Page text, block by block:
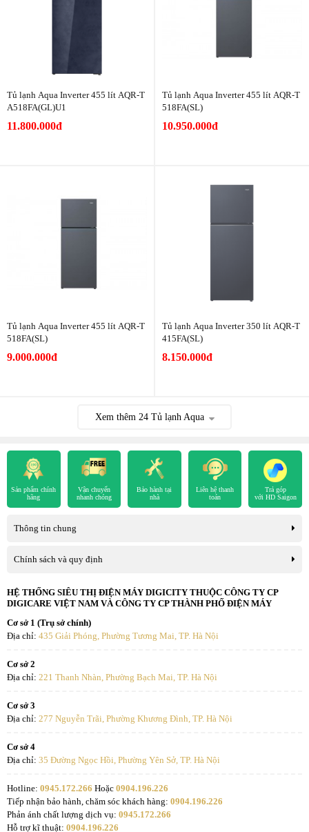
Tủ lạnh Aqua Inverter 455 lít AQR-T
A518FA(GL)U1
11.800.000đ
Tủ lạnh Aqua Inverter 455 lít AQR-T
518FA(SL)
10.950.000đ
Tủ lạnh Aqua Inverter 455 lít AQR-T
518FA(SL)
9.000.000đ
Tủ lạnh Aqua Inverter 350 lít AQR-T
415FA(SL)
8.150.000đ
Xem thêm 24Tủ lạnh Aqua
Sản phẩm chính
hãng
Vận chuyển
nhanh chóng
Bảo hành tại
nhà
Liên hệ thanh
toán
Trả góp
với HD Saigon
Thông tin chung
Chính sách và quy định
HỆ THỐNG SIÊU THỊ ĐIỆN MÁY DIGICITY THUỘC CÔNG TY CP
DIGICARE VIỆT NAM VÀ CÔNG TY CP THÀNH PHỐ ĐIỆN MÁY
Cơ sở 1 (Trụ sở chính)
Địa chỉ: 435 Giải Phóng, Phường Tương Mai, TP. Hà Nội
Cơ sở 2
Địa chỉ: 221 Thanh Nhàn, Phường Bạch Mai, TP. Hà Nội
Cơ sở 3
Địa chỉ: 277 Nguyễn Trãi, Phường Khương Đình, TP. Hà Nội
Cơ sở 4
Địa chỉ: 35 Đường Ngọc Hồi, Phường Yên Sở, TP. Hà Nội
Hotline: 0945.172.266 Hoặc 0904.196.226
Tiếp nhận bảo hành, chăm sóc khách hàng: 0904.196.226
Phản ánh chất lượng dịch vụ: 0945.172.266
Hỗ trợ kĩ thuật: 0904.196.226